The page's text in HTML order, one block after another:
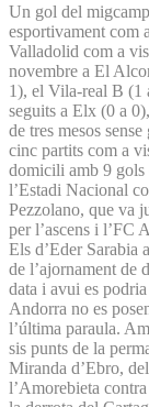
Un gol del
esportivament com a
Valladolid com a
novembre a El
1), el Vila-real B (1
seguits a Elx (0 a
de tres mesos
cinc partits com a
domicili amb 9 gols
l’Estadi Nacional
Pezzolano, que va
per l’ascens i l’FC
Els d’Eder Sarabia
de l’ajornament de
data i avui es
Andorra no es
l’última paraula.
sis punts de la
Miranda d’Ebro,
l’Amorebieta